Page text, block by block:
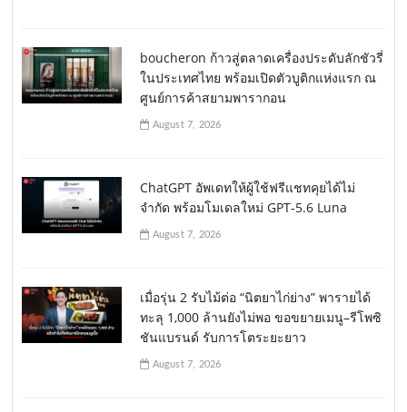
boucheron ก้าวสู่ตลาดเครื่องประดับลักชัวรี่
ในประเทศไทย พร้อมเปิดตัวบูติกแห่งแรก ณ
ศูนย์การค้าสยามพารากอน
August 7, 2026
ChatGPT อัพเดทให้ผู้ใช้ฟรีแชทคุยได้ไม่
จำกัด พร้อมโมเดลใหม่ GPT-5.6 Luna
August 7, 2026
เมื่อรุ่น 2 รับไม้ต่อ “นิตยาไก่ย่าง” พารายได้
ทะลุ 1,000 ล้านยังไม่พอ ขอขยายเมนู–รีโพซิ
ชันแบรนด์ รับการโตระยะยาว
August 7, 2026